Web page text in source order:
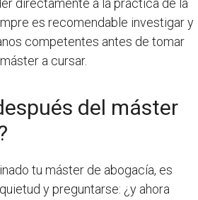
directamente a la práctica de la
es recomendable investigar y
competentes antes de tomar
a cursar.
del máster
tu máster de abogacía, es
y preguntarse: ¿y ahora